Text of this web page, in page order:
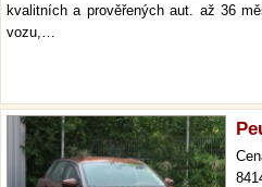
kvalitních a prověřených aut. až 36
vozu,…